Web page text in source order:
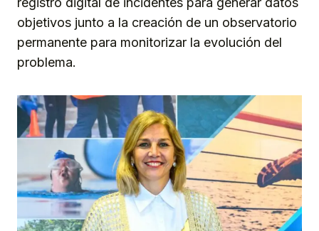
objetivos junto a la creación de un observatorio
permanente para monitorizar la evolución del
problema.